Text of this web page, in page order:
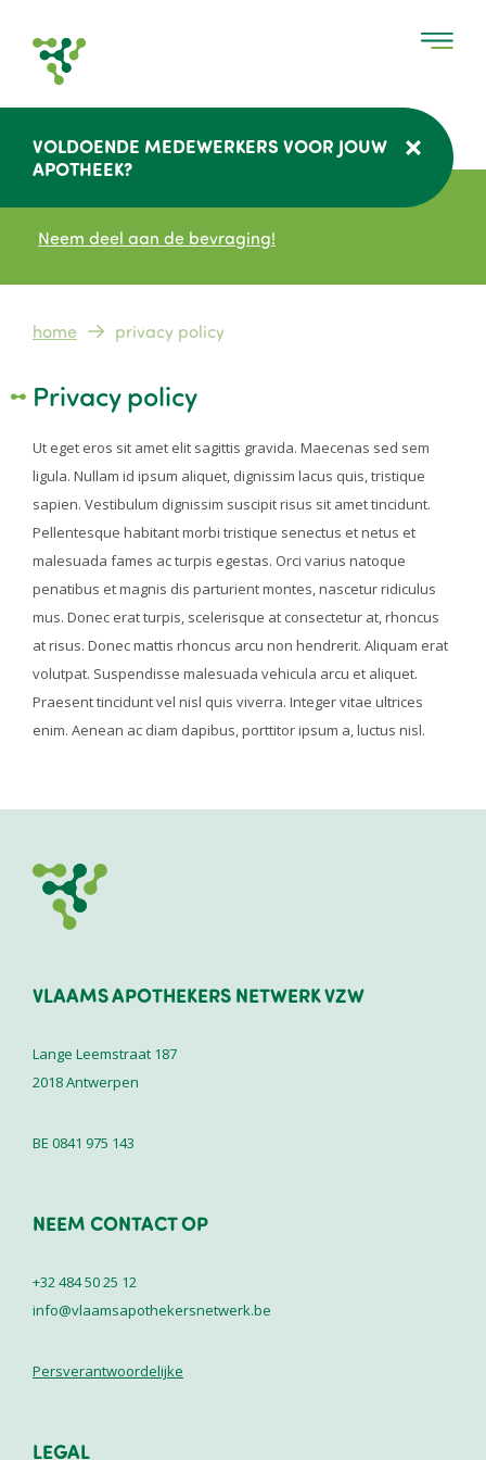
VOLDOENDE MEDEWERKERS VOOR JOUW
APOTHEEK?
Neem deel aan de bevraging!
Kruimelpad
home privacy policy
Privacy policy
Ut eget eros sit amet elit sagittis gravida. Maecenas sed sem
ligula. Nullam id ipsum aliquet, dignissim lacus quis, tristique
sapien. Vestibulum dignissim suscipit risus sit amet tincidunt.
Pellentesque habitant morbi tristique senectus et netus et
malesuada fames ac turpis egestas. Orci varius natoque
penatibus et magnis dis parturient montes, nascetur ridiculus
mus. Donec erat turpis, scelerisque at consectetur at, rhoncus
at risus. Donec mattis rhoncus arcu non hendrerit. Aliquam erat
volutpat. Suspendisse malesuada vehicula arcu et aliquet.
Praesent tincidunt vel nisl quis viverra. Integer vitae ultrices
enim. Aenean ac diam dapibus, porttitor ipsum a, luctus nisl.
VLAAMS APOTHEKERS NETWERK VZW
Lange Leemstraat 187
2018Antwerpen
BE 0841 975 143
NEEM CONTACT OP
+32 484 50 25 12
info@vlaamsapothekersnetwerk.be
Persverantwoordelijke
LEGAL